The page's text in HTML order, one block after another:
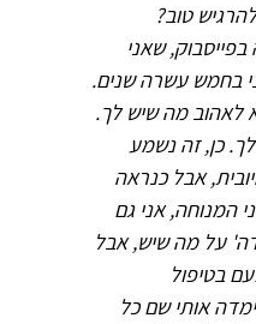
טוב?
בפייסבוק, שאני
בחמש עשרה שנים.
לאהוב מה שיש לך.
כן, זה נשמע
אבל כנראה
המנוחה, אני גם
על מה שיש, אבל
בטיפול
אותי שם כל